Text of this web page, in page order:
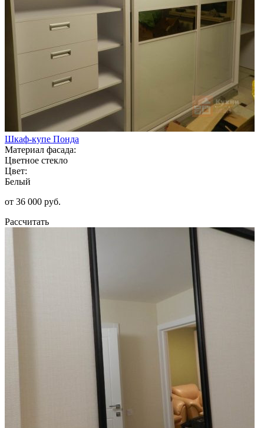
Шкаф-купе Понда
Материал фасада:
Цветное стекло
Цвет:
Белый
от 36 000 руб.
Рассчитать